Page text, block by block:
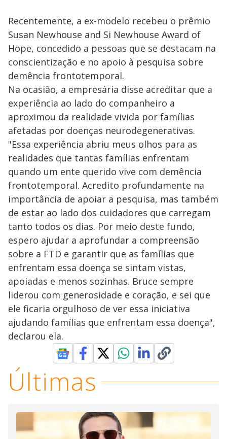
Recentemente, a ex-modelo recebeu o prêmio
Susan Newhouse and Si Newhouse Award of
Hope, concedido a pessoas que se destacam na
conscientização e no apoio à pesquisa sobre
demência frontotemporal.
Na ocasião, a empresária disse acreditar que a
experiência ao lado do companheiro a
aproximou da realidade vivida por famílias
afetadas por doenças neurodegenerativas.
"Essa experiência abriu meus olhos para as
realidades que tantas famílias enfrentam
quando um ente querido vive com demência
frontotemporal. Acredito profundamente na
importância de apoiar a pesquisa, mas também
de estar ao lado dos cuidadores que carregam
tanto todos os dias. Por meio deste fundo,
espero ajudar a aprofundar a compreensão
sobre a FTD e garantir que as famílias que
enfrentam essa doença se sintam vistas,
apoiadas e menos sozinhas. Bruce sempre
liderou com generosidade e coração, e sei que
ele ficaria orgulhoso de ver essa iniciativa
ajudando famílias que enfrentam essa doença",
declarou ela.
Últimas